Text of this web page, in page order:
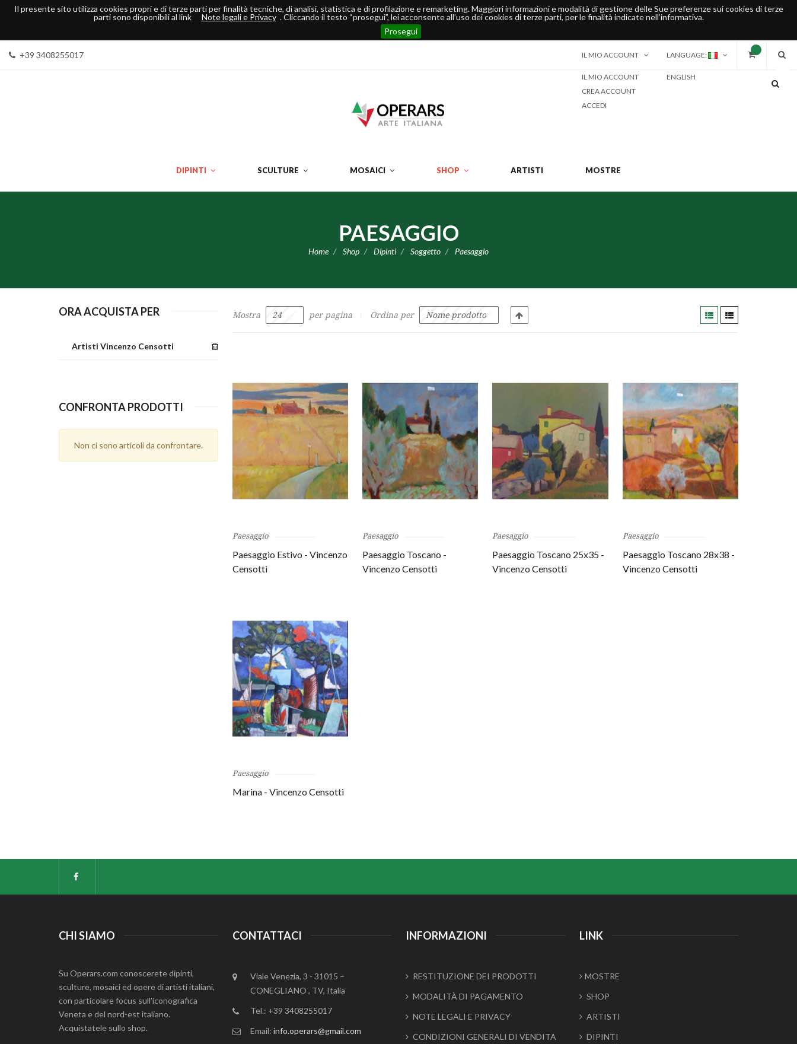
Il presente sito utilizza cookies propri e di terze parti per finalità tecniche, di analisi, statistica e di profilazione e remarketing. Maggiori informazioni e modalità di gestione delle Sue preferenze sui cookies di terze
parti sono disponibili al link
Note legali e Privacy . Cliccando il testo “prosegui”, lei acconsente all’uso dei cookies di terze parti, per le finalità indicate nell’informativa.
Prosegui
+39 3408255017 LANGUAGE:
ENGLISH
IL MIO ACCOUNT
IL MIO ACCOUNT
CREA ACCOUNT
ACCEDI
DIPINTI SCULTURE MOSAICI SHOP ARTISTI MOSTRE
PAESAGGIO
Home Shop Dipinti Soggetto Paesaggio
Mostra per pagina Ordina per
Paesaggio
Paesaggio Estivo - Vincenzo
Censotti
Paesaggio
Paesaggio Toscano -
Vincenzo Censotti
Paesaggio
Paesaggio Toscano 25x35 -
Vincenzo Censotti
Paesaggio
Paesaggio Toscano 28x38 -
Vincenzo Censotti
Paesaggio
Marina - Vincenzo Censotti
ORA ACQUISTA PER
Artisti Vincenzo Censotti
CONFRONTA PRODOTTI
Non ci sono articoli da confrontare.
CHI SIAMO
Su Operars.com conoscerete dipinti,
sculture, mosaici ed opere di artisti italiani,
con particolare focus sull'iconografica
Veneta e del nord-est italiano.
Acquistatele sullo shop.
CONTATTACI
Viale Venezia, 3 - 31015 –
CONEGLIANO , TV, Italia
Tel.: +39 3408255017
Email: info.operars@gmail.com
INFORMAZIONI
RESTITUZIONE DEI PRODOTTI
MODALITÀ DI PAGAMENTO
NOTE LEGALI E PRIVACY
CONDIZIONI GENERALI DI VENDITA
LINK
MOSTRE
SHOP
ARTISTI
DIPINTI